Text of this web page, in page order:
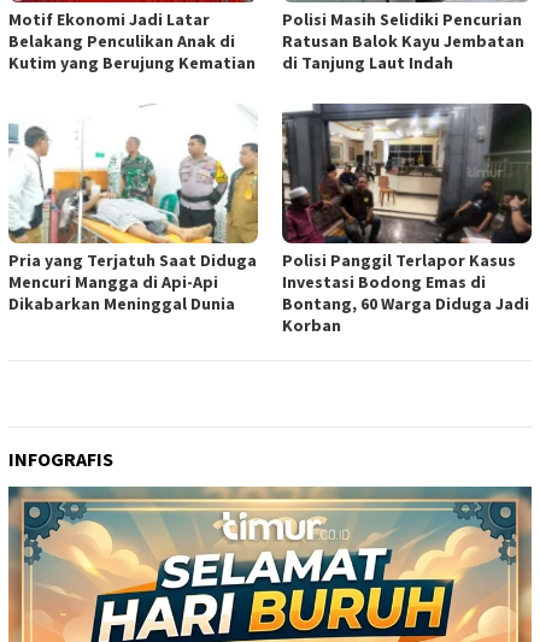
Motif Ekonomi Jadi Latar
Belakang Penculikan Anak di
Kutim yang Berujung Kematian
Polisi Masih Selidiki Pencurian
Ratusan Balok Kayu Jembatan
di Tanjung Laut Indah
Pria yang Terjatuh Saat Diduga
Mencuri Mangga di Api-Api
Dikabarkan Meninggal Dunia
Polisi Panggil Terlapor Kasus
Investasi Bodong Emas di
Bontang, 60 Warga Diduga Jadi
Korban
INFOGRAFIS